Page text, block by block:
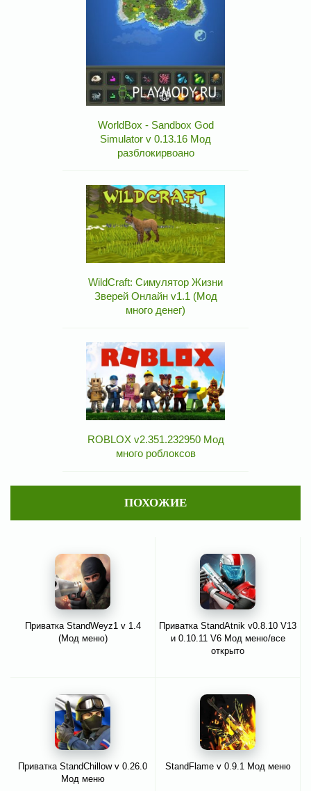
WorldBox - Sandbox God
Simulator v 0.13.16 Мод
разблокирвоано
WildCraft: Симулятор Жизни
Зверей Онлайн v1.1 (Мод
много денег)
ROBLOX v2.351.232950 Мод
много роблоксов
ПОХОЖИЕ
Приватка StandWeyz1 v 1.4
(Мод меню)
Приватка StandAtnik v0.8.10 V13
и 0.10.11 V6 Мод меню/все
открыто
Приватка StandChillow v 0.26.0
Мод меню
StandFlame v 0.9.1 Мод меню